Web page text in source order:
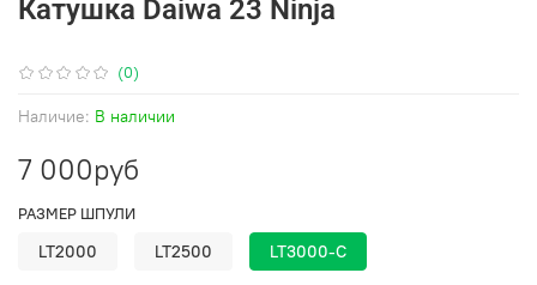
(0)
Наличие: В наличии
Катушка Daiwa 23 Ninja
7 000руб
РАЗМЕР ШПУЛИ
LT2000 LT2500 LT3000-C